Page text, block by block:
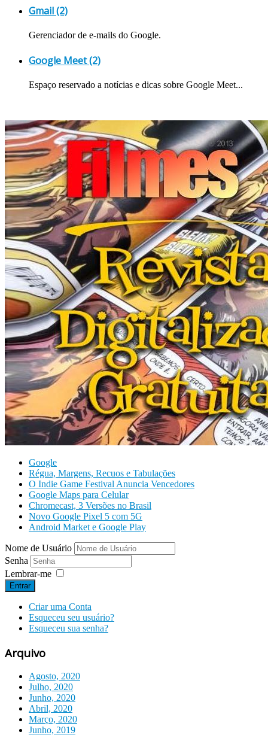
Gmail (2)
Gerenciador de e-mails do Google.
Google Meet (2)
Espaço reservado a notícias e dicas sobre Google Meet...
Google
Régua, Margens, Recuos e Tabulações
O Indie Game Festival Anuncia Vencedores
Google Maps para Celular
Chromecast, 3 Versões no Brasil
Novo Google Pixel 5 com 5G
Android Market e Google Play
Nome de Usuário
Senha
Lembrar-me
Entrar
Criar uma Conta
Esqueceu seu usuário?
Esqueceu sua senha?
Arquivo
Agosto, 2020
Julho, 2020
Junho, 2020
Abril, 2020
Março, 2020
Junho, 2019